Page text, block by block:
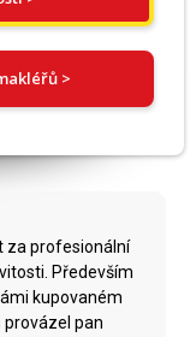
>
za profesionální
Především
kupovaném
provázel pan